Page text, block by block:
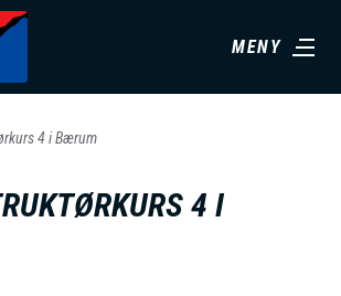
MENY
4 i Bærum
4 I